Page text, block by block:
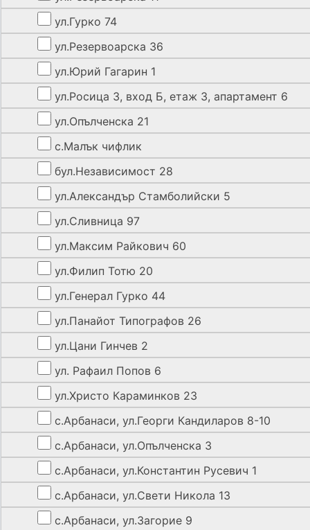
ул.Гурко 74
ул.Резервоарска 36
ул.Юрий Гагарин 1
ул.Росица 3, вход Б, етаж 3, апартамент 6
ул.Опълченска 21
с.Малък чифлик
бул.Независимост 28
ул.Александър Стамболийски 5
ул.Сливница 97
ул.Максим Райкович 60
ул.Филип Тотю 20
ул.Генерал Гурко 44
ул.Панайот Типографов 26
ул.Цани Гинчев 2
ул. Рафаил Попов 6
ул.Христо Караминков 23
с.Арбанаси, ул.Георги Кандиларов 8-10
с.Арбанаси, ул.Опълченска 3
с.Арбанаси, ул.Константин Русевич 1
с.Арбанаси, ул.Свети Никола 13
с.Арбанаси, ул.Загорие 9